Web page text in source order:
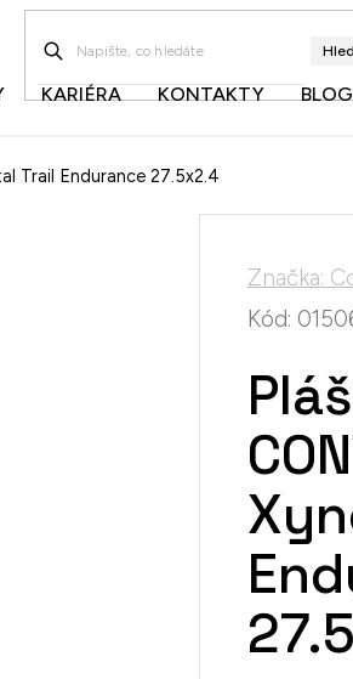
KARIÉRA KONTAKTY BLOG
Trail Endurance 27.5x2.4
Značka:
Kód: